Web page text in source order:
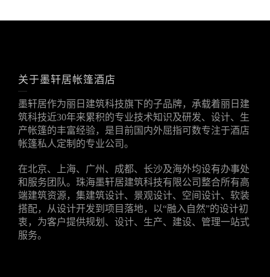
关于墨轩居帐篷酒店
墨轩居作为丽日建筑科技旗下的子品牌，承载着丽日建
筑科技近30年来累积的专业技术知识及研发、设计、生
产帐篷的丰富经验，是目前国内外屈指可数专注于酒店
帐篷私人定制的专业公司。
在北京、上海、广州、成都、长沙及海外均设有办事处
和服务团队。珠海墨轩居建筑科技有限公司整合所有高
端建筑资源，集建筑设计、景观设计、空间设计、软装
搭配，从设计开发到项目落地，以“融入自然”的设计初
衷，为客户提供规划、设计、生产、建设、管理一站式
服务。